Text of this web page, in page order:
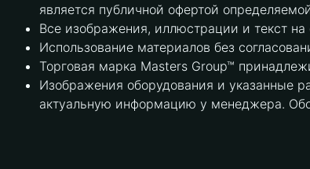
является публичной офертой
Все изображения, иллюстрации и текст
Использование материалов без
Торговая марка Masters Group™
Изображения оборудования и указанные
актуальную информацию у менеджера.